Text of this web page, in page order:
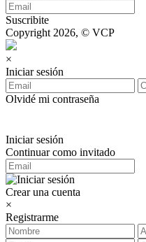
Suscribite
Copyright 2026, © VCP
×
Iniciar sesión
Olvidé mi contraseña
Iniciar sesión
Continuar como invitado
Crear una cuenta
×
Registrarme